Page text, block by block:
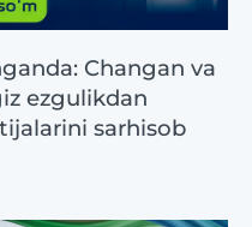
Changan va
ezgulikdan
sarhisob